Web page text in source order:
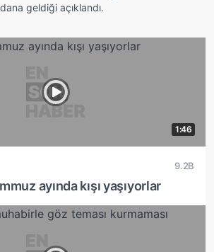
geldiği açıklandı.
1:46
9.2B
ayında kışı yaşıyorlar